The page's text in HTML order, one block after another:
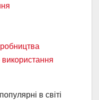
в світі